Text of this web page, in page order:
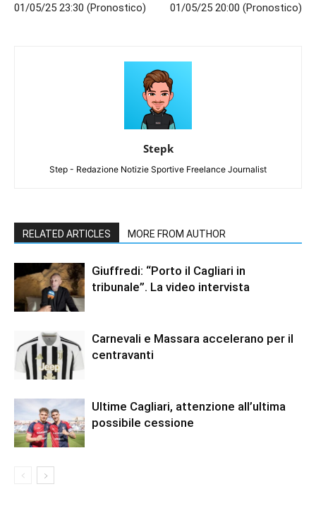
01/05/25 23:30 (Pronostico)
01/05/25 20:00 (Pronostico)
Stepk
Step - Redazione Notizie Sportive Freelance Journalist
RELATED ARTICLES MORE FROM AUTHOR
Giuffredi: “Porto il Cagliari in
tribunale”. La video intervista
Carnevali e Massara accelerano per il
centravanti
Ultime Cagliari, attenzione all’ultima
possibile cessione